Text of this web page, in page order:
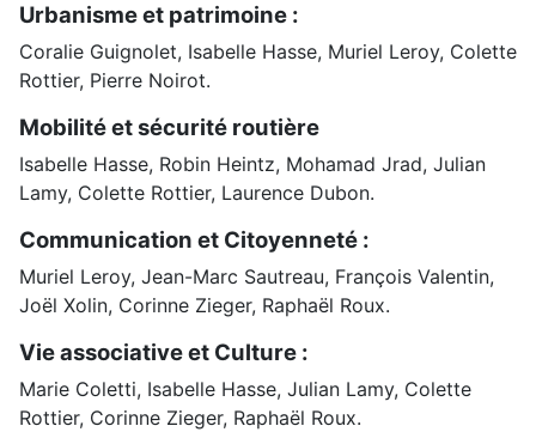
Urbanisme et patrimoine :
Coralie Guignolet, Isabelle Hasse, Muriel Leroy, Colette
Rottier, Pierre Noirot.
Mobilité et sécurité routière
Isabelle Hasse, Robin Heintz, Mohamad Jrad, Julian
Lamy, Colette Rottier, Laurence Dubon.
Communication et Citoyenneté :
Muriel Leroy, Jean-Marc Sautreau, François Valentin,
Joël Xolin, Corinne Zieger, Raphaël Roux.
Vie associative et Culture :
Marie Coletti, Isabelle Hasse, Julian Lamy, Colette
Rottier, Corinne Zieger, Raphaël Roux.